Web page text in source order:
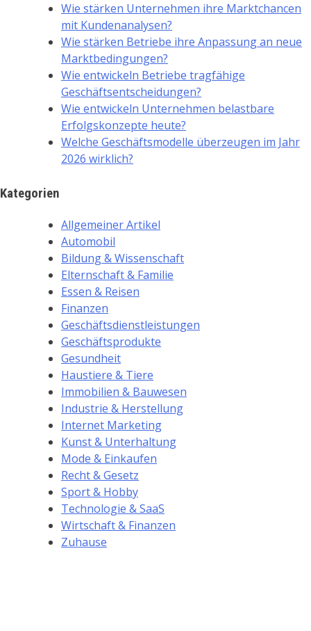
Wie stärken Unternehmen ihre Marktchancen
mit Kundenanalysen?
Wie stärken Betriebe ihre Anpassung an neue
Marktbedingungen?
Wie entwickeln Betriebe tragfähige
Geschäftsentscheidungen?
Wie entwickeln Unternehmen belastbare
Erfolgskonzepte heute?
Welche Geschäftsmodelle überzeugen im Jahr
2026 wirklich?
Kategorien
Allgemeiner Artikel
Automobil
Bildung & Wissenschaft
Elternschaft & Familie
Essen & Reisen
Finanzen
Geschäftsdienstleistungen
Geschäftsprodukte
Gesundheit
Haustiere & Tiere
Immobilien & Bauwesen
Industrie & Herstellung
Internet Marketing
Kunst & Unterhaltung
Mode & Einkaufen
Recht & Gesetz
Sport & Hobby
Technologie & SaaS
Wirtschaft & Finanzen
Zuhause